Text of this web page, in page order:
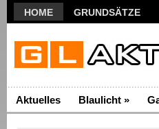
HOME GRUNDSÄTZE
Aktuelles Blaulicht »